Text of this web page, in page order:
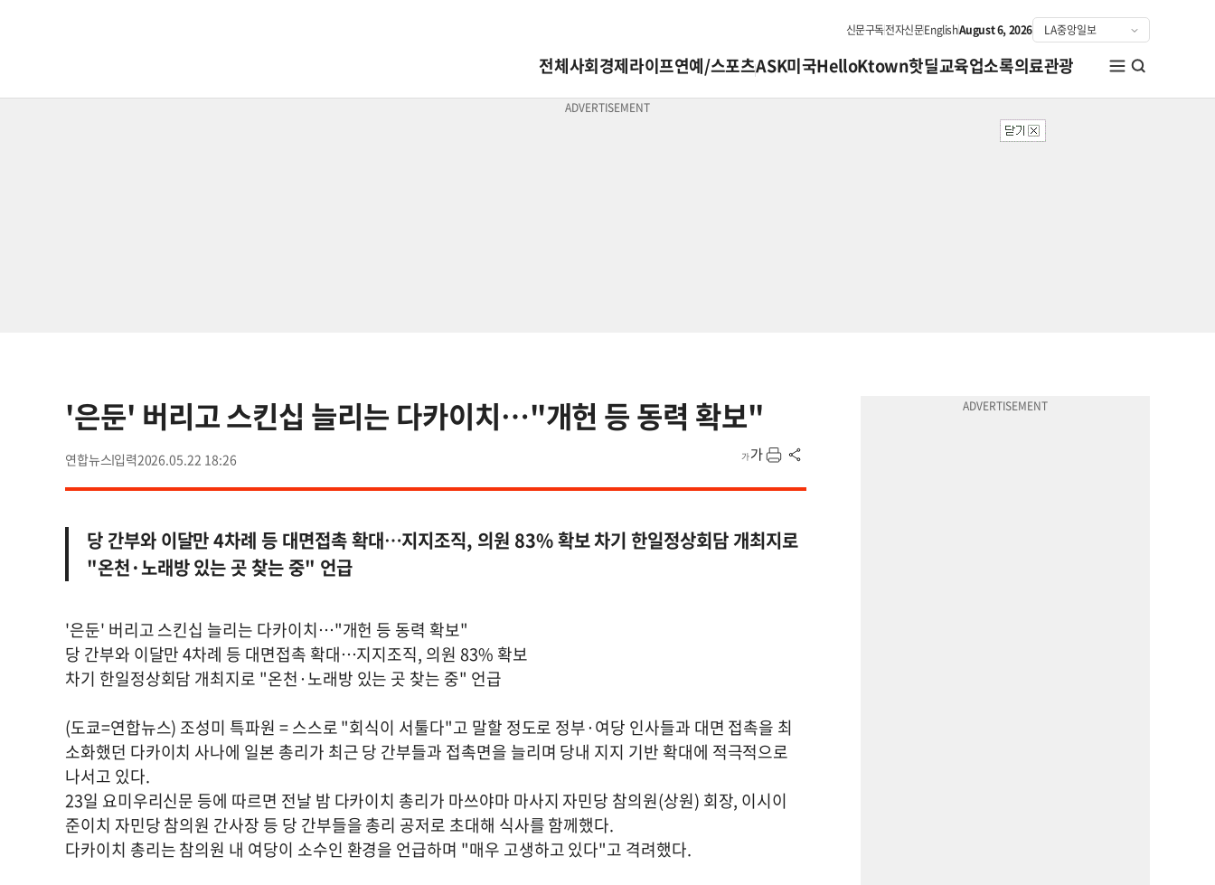
신문구독전자신문EnglishAugust 6, 2026
전체사회경제라이프연예/스포츠ASK미국HelloKtown핫딜교육업소록의료관광
'은둔' 버리고 스킨십 늘리는 다카이치…"개헌 등 동력 확보"
연합뉴스 2026.05.22 18:26
당 간부와 이달만 4차례 등 대면접촉 확대…지지조직, 의원 83% 확보 차기 한일정상회담 개최지로
"온천·노래방 있는 곳 찾는 중" 언급
'은둔' 버리고 스킨십 늘리는 다카이치…"개헌 등 동력 확보"
당 간부와 이달만 4차례 등 대면접촉 확대…지지조직, 의원 83% 확보
차기 한일정상회담 개최지로 "온천·노래방 있는 곳 찾는 중" 언급
(도쿄=연합뉴스) 조성미 특파원 = 스스로 "회식이 서툴다"고 말할 정도로 정부·여당 인사들과 대면 접촉을 최
소화했던 다카이치 사나에 일본 총리가 최근 당 간부들과 접촉면을 늘리며 당내 지지 기반 확대에 적극적으로
나서고 있다.
23일 요미우리신문 등에 따르면 전날 밤 다카이치 총리가 마쓰야마 마사지 자민당 참의원(상원) 회장, 이시이
준이치 자민당 참의원 간사장 등 당 간부들을 총리 공저로 초대해 식사를 함께했다.
다카이치 총리는 참의원 내 여당이 소수인 환경을 언급하며 "매우 고생하고 있다"고 격려했다.